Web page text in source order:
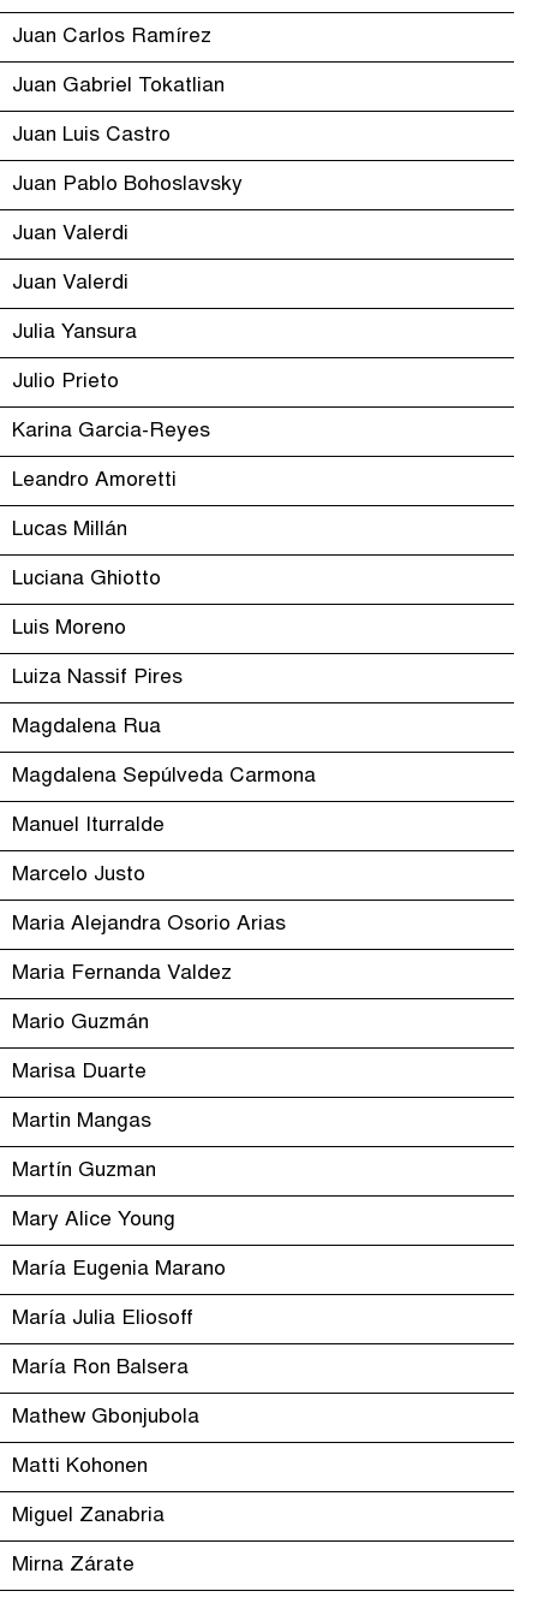
Juan Carlos Ramírez
Juan Gabriel Tokatlian
Juan Luis Castro
Juan Pablo Bohoslavsky
Juan Valerdi
Juan Valerdi
Julia Yansura
Julio Prieto
Karina Garcia-Reyes
Leandro Amoretti
Lucas Millán
Luciana Ghiotto
Luis Moreno
Luiza Nassif Pires
Magdalena Rua
Magdalena Sepúlveda Carmona
Manuel Iturralde
Marcelo Justo
Maria Alejandra Osorio Arias
Maria Fernanda Valdez
Mario Guzmán
Marisa Duarte
Martin Mangas
Martín Guzman
Mary Alice Young
María Eugenia Marano
María Julia Eliosoff
María Ron Balsera
Mathew Gbonjubola
Matti Kohonen
Miguel Zanabria
Mirna Zárate